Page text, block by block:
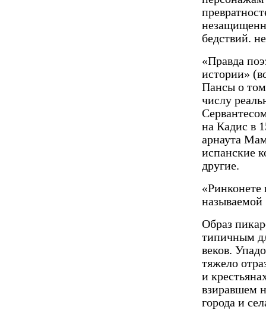
бедствий.
«Правда
истории»
Пансы о
числу
на Кадис в
арнаута
испанские
другие.
«Ринконете
называемой
Образ
типичным
веков.
тяжело
и
взиравшем
города и